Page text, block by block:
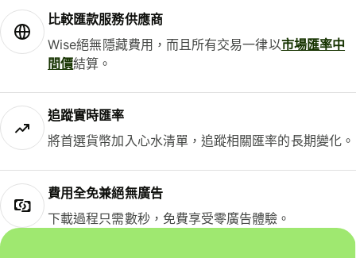
比較匯款服務供應商
Wise絕無隱藏費用，而且所有交易一律以市場匯率中
間價結算。
追蹤實時匯率
將首選貨幣加入心水清單，追蹤相關匯率的長期變化。
費用全免兼絕無廣告
下載過程只需數秒，免費享受零廣告體驗。